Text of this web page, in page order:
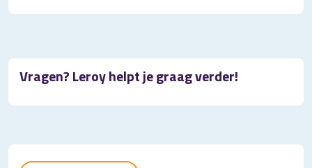
Vragen? Leroy helpt je graag verder!